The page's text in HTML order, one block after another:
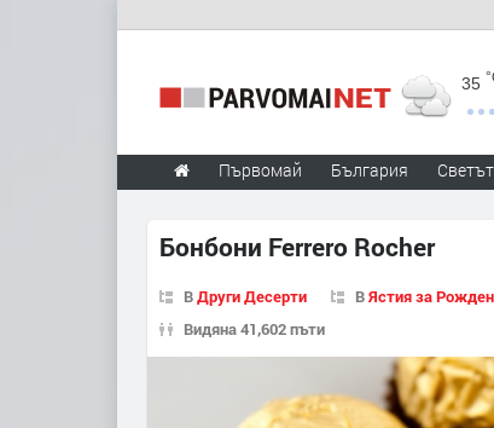
35
Първомай България Светът
Бонбони Ferrero Rocher
ВДруги Десерти ВЯстия за
Видяна 41,602 пъти